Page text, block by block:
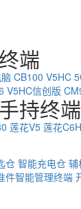
端
CB100 V5HC
V5HC信创版
持终端
莲花V5 莲花
仓 智能充电仓 辅
件智能管理终端